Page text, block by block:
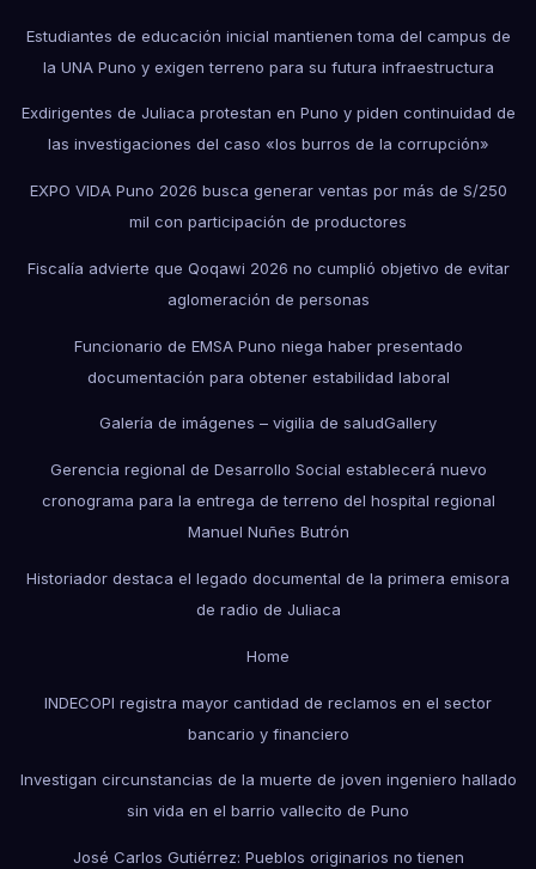
Estudiantes de educación inicial mantienen toma del campus de
la UNA Puno y exigen terreno para su futura infraestructura
Exdirigentes de Juliaca protestan en Puno y piden continuidad de
las investigaciones del caso «los burros de la corrupción»
EXPO VIDA Puno 2026 busca generar ventas por más de S/250
mil con participación de productores
Fiscalía advierte que Qoqawi 2026 no cumplió objetivo de evitar
aglomeración de personas
Funcionario de EMSA Puno niega haber presentado
documentación para obtener estabilidad laboral
Galería de imágenes – vigilia de saludGallery
Gerencia regional de Desarrollo Social establecerá nuevo
cronograma para la entrega de terreno del hospital regional
Manuel Nuñes Butrón
Historiador destaca el legado documental de la primera emisora
de radio de Juliaca
Home
INDECOPI registra mayor cantidad de reclamos en el sector
bancario y financiero
Investigan circunstancias de la muerte de joven ingeniero hallado
sin vida en el barrio vallecito de Puno
José Carlos Gutiérrez: Pueblos originarios no tienen